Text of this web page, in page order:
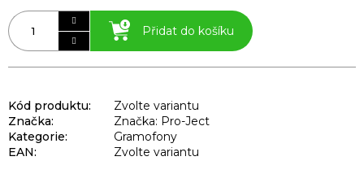
Přidat do košíku
Kód produktu:
Zvolte variantu
Značka:
Značka: Pro-Ject
Kategorie:
Gramofony
EAN: Zvolte variantu